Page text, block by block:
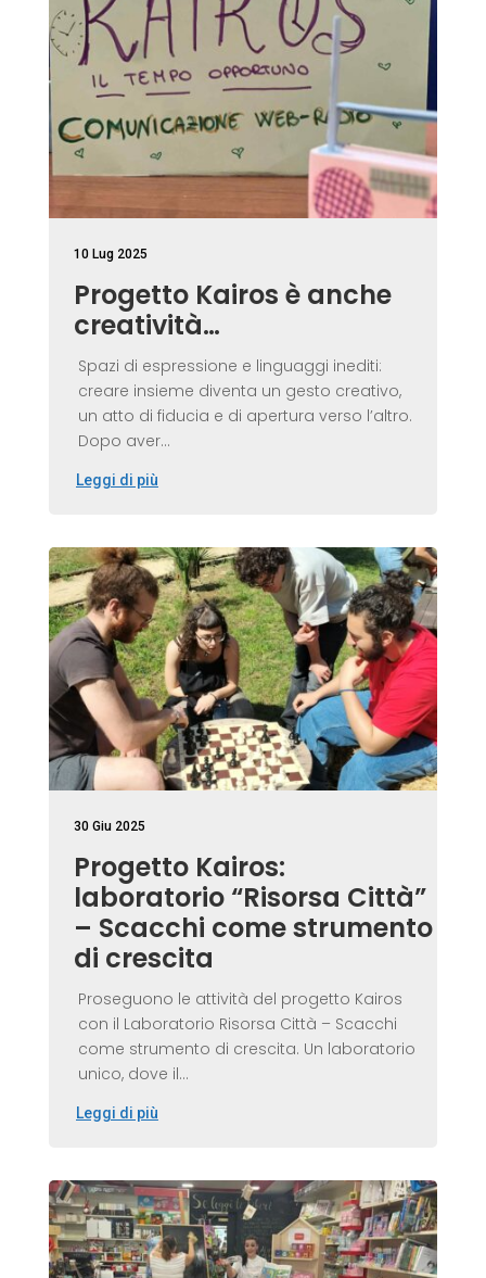
10 Lug 2025
Progetto Kairos è anche
creatività…
Spazi di espressione e linguaggi inediti:
creare insieme diventa un gesto creativo,
un atto di fiducia e di apertura verso l’altro.
Dopo aver...
Leggi di più
30 Giu 2025
Progetto Kairos:
laboratorio “Risorsa Città”
– Scacchi come strumento
di crescita
Proseguono le attività del progetto Kairos
con il Laboratorio Risorsa Città – Scacchi
come strumento di crescita. Un laboratorio
unico, dove il...
Leggi di più